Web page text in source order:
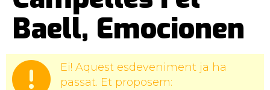
Baell, Emocionen
Ei! Aquest esdeveniment ja ha
passat. Et proposem: